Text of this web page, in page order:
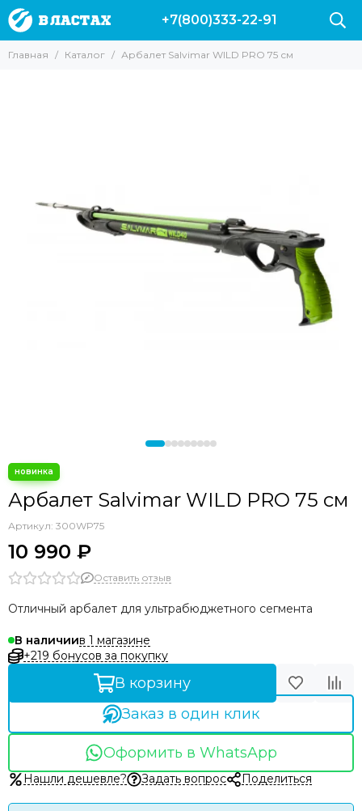
+7(800)333-22-91
Главная Каталог Арбалет Salvimar WILD PRO 75 см
Арбалет Salvimar WILD PRO 75 см
Артикул: 300WP75
10 990 ₽
Оставить отзыв
Отличный арбалет для ультрабюджетного сегмента
В наличиив 1 магазине
+219 бонусов за покупку
В корзину
Заказ в один клик
Оформить в WhatsApp
Нашли дешевле? Задать вопрос Поделиться